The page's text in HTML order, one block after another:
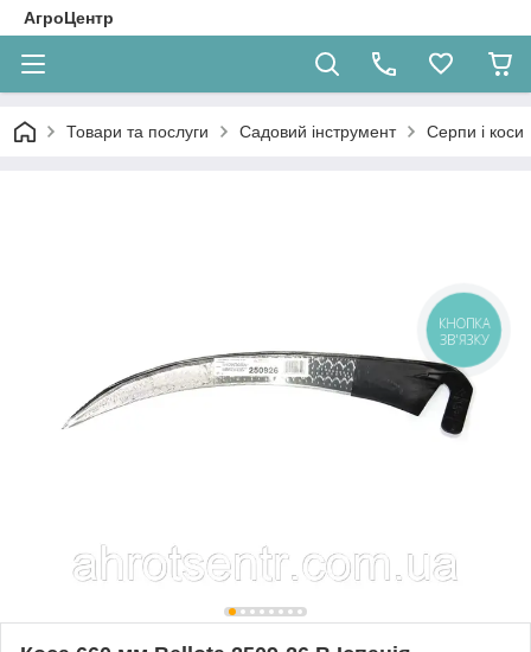
АгроЦентр
Товари та послуги Садовий інструмент Серпи і коси
КНОПКА
ЗВ'ЯЗКУ